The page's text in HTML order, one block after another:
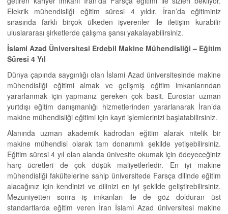
Elekrik mühendisliği eğitim süresi 4 yıldır. İran’da eğitiminiz
sırasında farklı birçok ülkeden işverenler ile iletişim kurabilir
uluslararası şirketlerde çalışma şansı yakalayabilirsiniz.
İslami Azad Üniversitesi Erdebil Makine Mühendisliği – Eğitim
Süresi 4 Yıl
Dünya çapında saygınlığı olan İslami Azad üniversitesinde makine
mühendisliği eğitimi almak ve gelişmiş eğitim imkanlarından
yararlanmak için yapmanız gereken çok basit. Eurostar uzman
yurtdışı eğitim danışmanlığı hizmetlerinden yararlanarak İran’da
makine mühendisliği eğitimi için kayıt işlemlerinizi başlatabilirsiniz.
Alanında uzman akademik kadrodan eğitim alarak nitelik bir
makine mühendisi olarak tam donanımlı şekilde yetişebilirsiniz.
Eğitim süresi 4 yıl olan alanda ünivesite okumak için ödeyeceğiniz
harç ücretleri de çok düşük maliyetlerledir. En iyi makine
mühendisliği fakültelerine sahip üniversitede Farsça dilinde eğitim
alacağınız için kendinizi ve dilinizi en iyi şekilde geliştirebilirsiniz.
Mezuniyetten sonra iş imkanları ile de göz dolduran üst
standartlarda eğitim veren İran İslami Azad üniversitesi makine